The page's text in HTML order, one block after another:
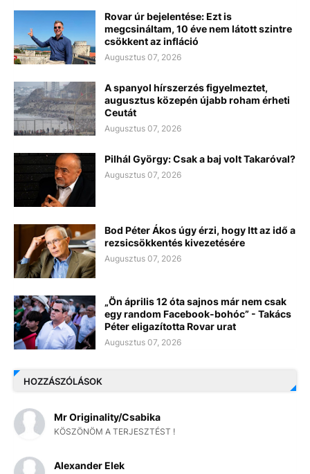
Rovar úr bejelentése: Ezt is
megcsináltam, 10 éve nem látott szintre
csökkent az infláció
Augusztus 07, 2026
A spanyol hírszerzés figyelmeztet,
augusztus közepén újabb roham érheti
Ceutát
Augusztus 07, 2026
Pilhál György: Csak a baj volt Takaróval?
Augusztus 07, 2026
Bod Péter Ákos úgy érzi, hogy Itt az idő a
rezsicsökkentés kivezetésére
Augusztus 07, 2026
„Ön április 12 óta sajnos már nem csak
egy random Facebook-bohóc” - Takács
Péter eligazította Rovar urat
Augusztus 07, 2026
HOZZÁSZÓLÁSOK
Mr Originality/Csabika
KÖSZÖNÖM A TERJESZTÉST !
Alexander Elek